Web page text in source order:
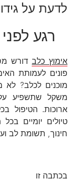
לדעת על
רגע לפני
אימוץ כלבדורש
פונים לעמותת
מוכנים לכלב? לא
משקל שתשפיע
ארוכות. הטיפול
טיולים יומיים
חינוך, תשומת לב
בכתבה זו